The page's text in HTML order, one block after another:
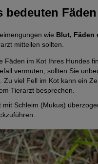
bedeuten
wie Blut, Fäden
mitteilen sollten.
Fäden im Kot Ihres Hundes
vermuten, sollten Sie
Zu viel Fell im Kot kann ein
Tierarzt besprechen.
mit Schleim (Mukus)